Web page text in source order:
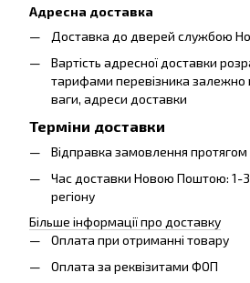
Адресна доставка
Доставка до дверей службою
Вартість адресної доставки
тарифами перевізника залежно
ваги, адреси доставки
Терміни доставки
Відправка замовлення протягом
Час доставки Новою Поштою: 1-3
регіону
Більше інформації про доставку
Оплата при отриманні товару
Оплата за реквізитами ФОП